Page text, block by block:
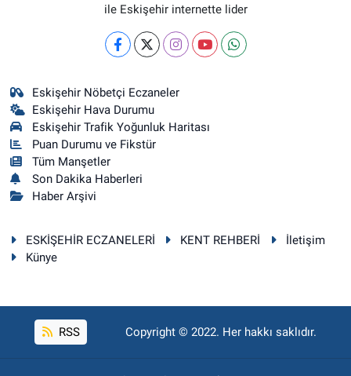
ile Eskişehir internette lider
Eskişehir Nöbetçi Eczaneler
Eskişehir Hava Durumu
Eskişehir Trafik Yoğunluk Haritası
Puan Durumu ve Fikstür
Tüm Manşetler
Son Dakika Haberleri
Haber Arşivi
ESKİŞEHİR ECZANELERİ KENT REHBERİ
İletişim
Künye
RSS Copyright © 2022. Her hakkı saklıdır.